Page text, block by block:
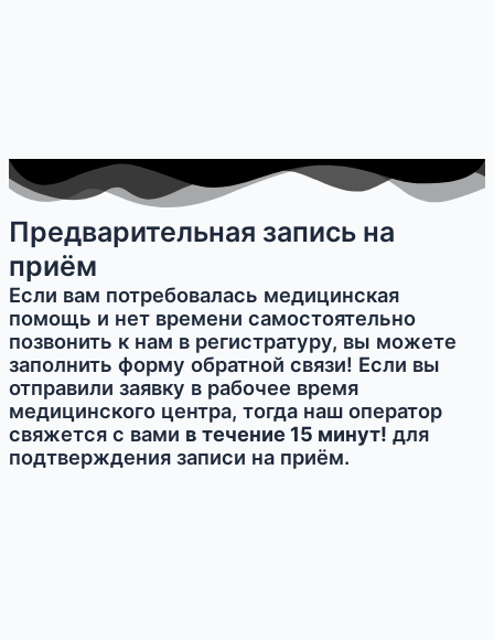
Предварительная запись на
приём
Если вам потребовалась медицинская
помощь и нет времени самостоятельно
позвонить к нам в регистратуру, вы можете
заполнить форму обратной связи! Если вы
отправили заявку в рабочее время
медицинского центра, тогда наш оператор
свяжется с вами в течение 15 минут! для
подтверждения записи на приём.